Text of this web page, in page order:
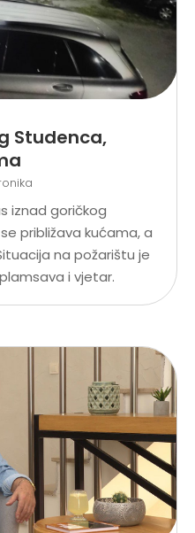
Studenca,
iznad goričkog
približava kućama, a
na požarištu je
i vjetar.